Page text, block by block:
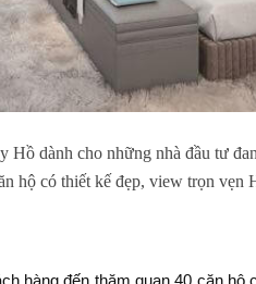
Hồ dành cho những nhà đầu tư
hộ có thiết kế đẹp, view trọn vẹn